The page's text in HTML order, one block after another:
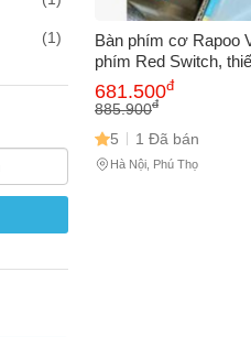
(1)
Bàn phím cơ Rapoo
phím Red Switch,
dây, đèn LED nhiều
game thủ chuyên
681.500đ
885.900đ
5 1 Đã bán
Hà Nội, Phú Thọ
Số điện
Email